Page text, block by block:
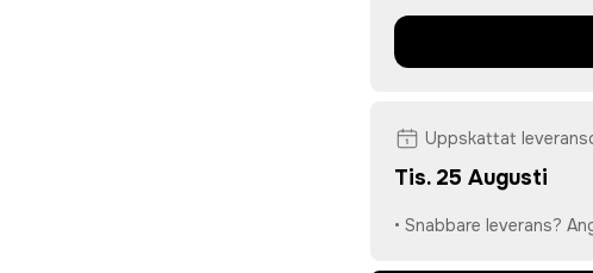
Uppskattat
Tis. 25 Augusti
• Snabbare leverans?